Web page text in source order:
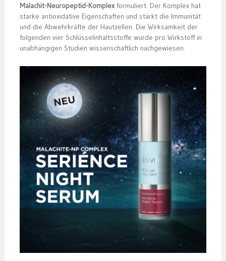
Malachit-Neuropeptid-Komplexformuliert. Der Komplex hat
starke antioxidative Eigenschaften und stärkt die Immunität
und die Abwehrkräfte der Hautzellen. Die Wirksamkeit der
folgenden vier Schlüsselinhaltsstoffe wurde pro Wirkstoff in
unabhängigen Studien wissenschaftlich nachgewiesen.